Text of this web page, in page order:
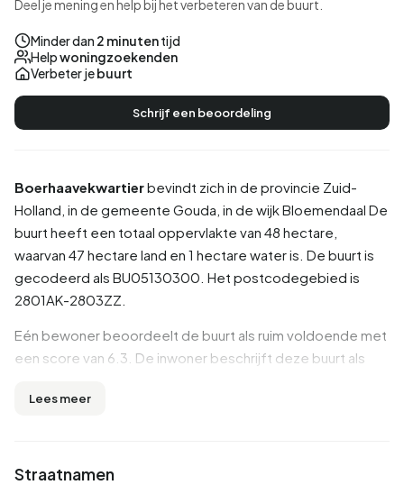
Boerhaavekwartierbevindt zich in de provincie Zuid-
Holland , in de gemeente Gouda , in de wijkBloemendaal De
buurt heeft een totaal oppervlakte van 48 hectare,
waarvan 47 hectare land en 1 hectare water is. De buurt is
gecodeerd als BU05130300. Het postcodegebied is
2801AK-2803ZZ.
Eén bewoner beoordeelt de buurt als ruim voldoende met
een score van 6.3. De inwoner beschrijft deze buurt als
er nog geen duidelijke trends zichtbaar in deze buurt.
Boerhaavekwartier telt 2.310 inwoners. Hiervan is 45,9%
Lees meer
Straatnamen
Deel je mening en help bij het verbeteren van de buurt.
Minder dan 2 minutentijd
Helpwoningzoekenden
Verbeter jebuurt
Schrijf een beoordeling